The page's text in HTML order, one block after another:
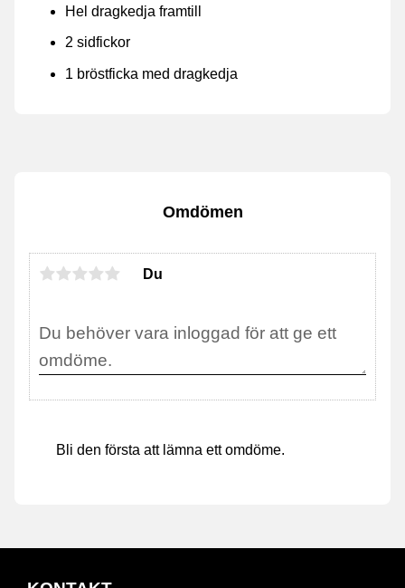
Hel dragkedja framtill
2 sidfickor
1 bröstficka med dragkedja
Omdömen
Du
Bli den första att lämna ett omdöme.